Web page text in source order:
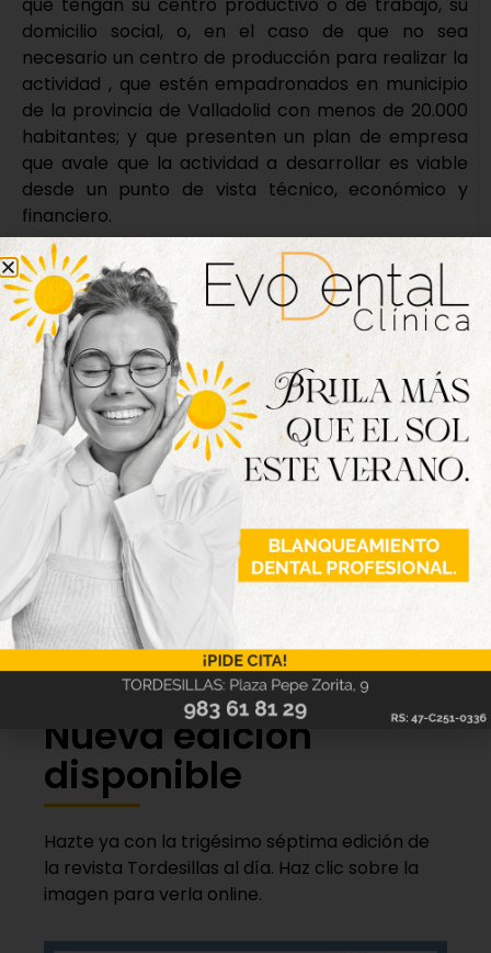
que tengan su centro productivo o de trabajo, su
domicilio social, o, en el caso de que no sea
necesario un centro de producción para realizar la
actividad , que estén empadronados en municipio
de la provincia de Valladolid con menos de 20.000
habitantes; y que presenten un plan de empresa
que avale que la actividad a desarrollar es viable
desde un punto de vista técnico, económico y
financiero.
Son financiables los gastos corrientes derivados de
las cuotas del alta en el RETA o en la mutualidad
correspondiente, los gastos de alquiler del local del
negocio, así como la luz, combustible para
calefacción, IBI del local y gastos de gestoría y
publicidad. En el capítulo de inversiones, se
subvencionará el inmovilizado material e inmaterial
para el desarrollo de la actividad, así como
maquinaria, utillaje, mobiliario, equipos para
procesos de información, derechos de traspaso y
aplicaciones informáticas (con un límite de 1.500
euros para gastos relacionados con equipos
informáticos), así como las obras el local de
negocio.
Nueva edición
disponible
Hazte ya con la trigésimo séptima edición de
la revista Tordesillas al día. Haz clic sobre la
imagen para verla online.